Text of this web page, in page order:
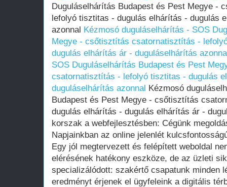
Duguláselhárítás Budapest és Pest Megye -
lefolyó tisztitas - dugulás elhárítás - dugulás
azonnal Kézmosó duguláselhárítás - SOS
Megye - csőtisztítás csatornatisztítás -
dugulás elhárítás ár - duguláselhárítás
SOS Duguláselhárítás Budapest és Pest
csatornatisztítás - lefolyó tisztitas - dugulás
duguláselhárítás azonnal Kézmosó
Budapest és Pest Megye - csőtisztítás
dugulás elhárítás - dugulás elhárítás ár -
korszak a webfejlesztésben: Cégünk
Napjainkban az online jelenlét
Egy jól megtervezett és felépített weboldal
elérésének hatékony eszköze, de az üzleti
specializálódott: szakértő csapatunk minden
eredményt érjenek el ügyfeleink a digitális